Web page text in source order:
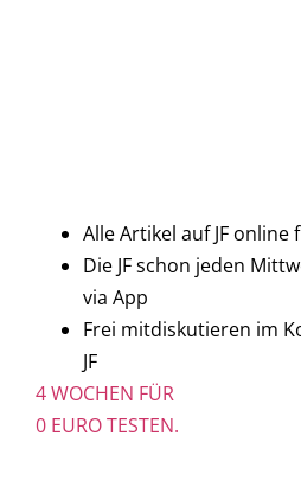
Alle Artikel auf JF online
Die JF schon jeden
via App
Frei mitdiskutieren im
JF
4 WOCHEN FÜR
0 EURO TESTEN.